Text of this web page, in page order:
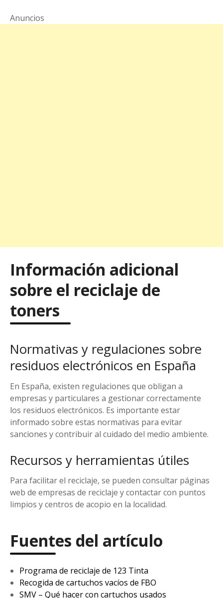
Anuncios
Información adicional
sobre el reciclaje de
toners
Normativas y regulaciones sobre
residuos electrónicos en España
En España, existen regulaciones que obligan a
empresas y particulares a gestionar correctamente
los residuos electrónicos. Es importante estar
informado sobre estas normativas para evitar
sanciones y contribuir al cuidado del medio ambiente.
Recursos y herramientas útiles
Para facilitar el reciclaje, se pueden consultar páginas
web de empresas de reciclaje y contactar con puntos
limpios y centros de acopio en la localidad.
Fuentes del artículo
Programa de reciclaje de 123 Tinta
Recogida de cartuchos vacíos de FBO
SMV – Qué hacer con cartuchos usados